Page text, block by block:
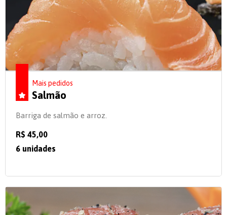
Mais pedidos
Salmão
Barriga de salmão e arroz.
R$ 45,00
6 unidades